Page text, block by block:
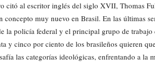
citó al escritor inglés del siglo XVII, Thomas
concepto muy nuevo en Brasil. En las últimas
la policía federal y el principal grupo de
y cinco por ciento de los brasileños quieren
las categorías ideológicas, enfrentando a la